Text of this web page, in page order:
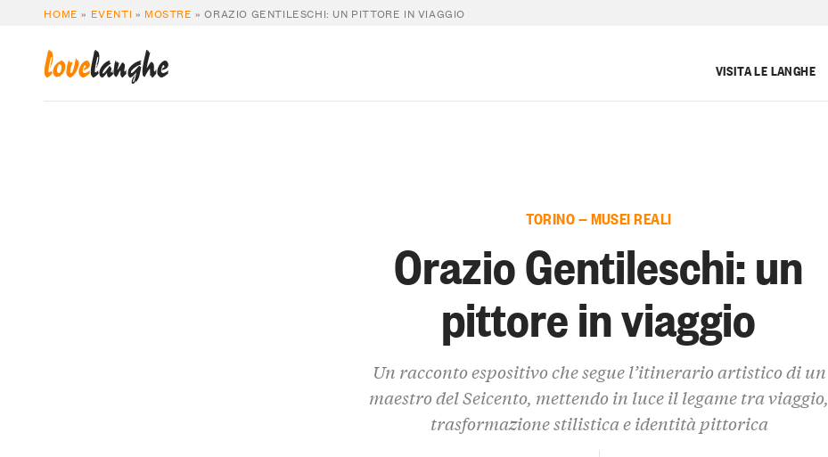
HOME » EVENTI » MOSTRE »ORAZIO GENTILESCHI: UN PITTORE IN VIAGGIO
lovelanghe VISITA LE LANGHE
TORINO — MUSEI REALI
Orazio Gentileschi: un
pittore in viaggio
Un racconto espositivo che segue l’itinerario artistico di un
maestro del Seicento, mettendo in luce il legame tra viaggio,
trasformazione stilistica e identità pittorica